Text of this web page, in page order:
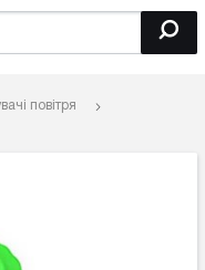
повітря